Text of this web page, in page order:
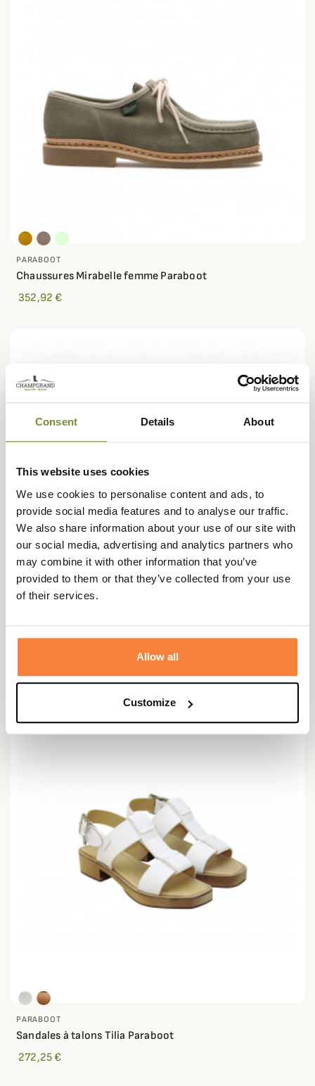
Consent Details About
This website uses cookies
We use cookies to personalise content and ads, to
provide social media features and to analyse our traffic.
We also share information about your use of our site with
our social media, advertising and analytics partners who
may combine it with other information that you’ve
provided to them or that they’ve collected from your use
of their services.
Allow all
Customize
PARABOOT
Chaussures Mirabelle femme Paraboot
352,92 €
BARBOUR
Sac de voyage Holdall huilé Barbour
287,32 €
PARABOOT
Sandales à talons Tilia Paraboot
272,25 €